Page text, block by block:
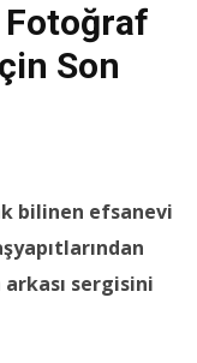
Fotoğraf
Son
bilinen efsanevi
arkası sergisini